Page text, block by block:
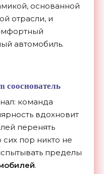
основанной
отрасли, и
автомобиль.
сооснователь
команда
вдохновит
перенять
сих пор никто не
пределы
.